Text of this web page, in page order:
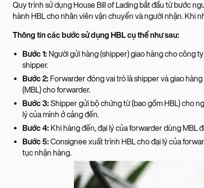
Quy trình sử dụng House Bill of Lading bắt đầu từ bước
hành HBL cho nhân viên vận chuyển và người nhận. Khi
Thông tin các bước sử dụng HBL cụ thể như sau:
Bước 1: Người gửi hàng (shipper) giao hàng cho công
shipper.
Bước 2: Forwarder đóng vai trò là shipper và giao
(MBL) cho forwarder.
Bước 3: Shipper gửi bộ chứng từ (bao gồm HBL) cho
lý của mình ở cảng đến.
Bước 4: Khi hàng đến, đại lý của forwarder dùng MBL
Bước 5: Consignee xuất trình HBL cho đại lý của
tục nhận hàng.